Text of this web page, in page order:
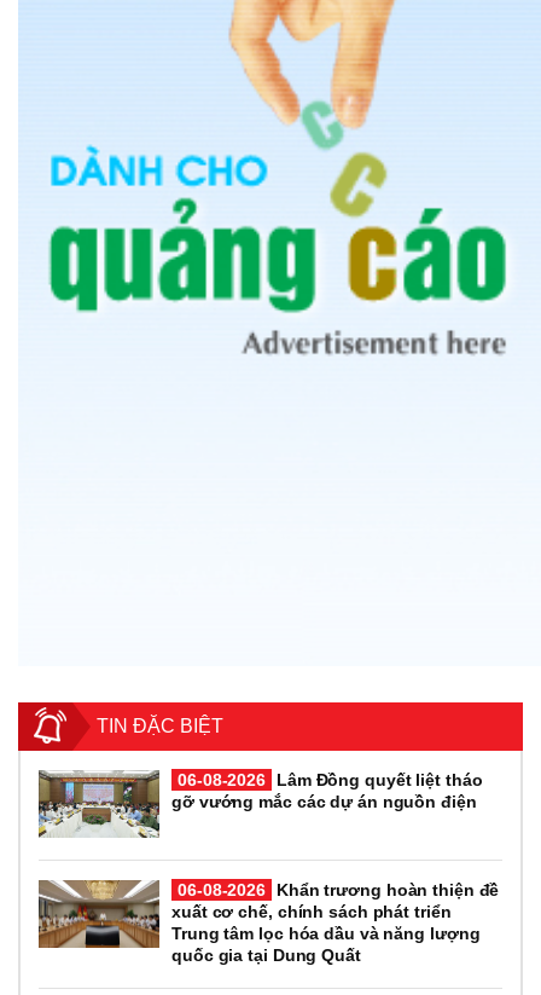
TIN ĐẶC BIỆT
06-08-2026
Lâm Đồng quyết liệt tháo
gỡ vướng mắc các dự án nguồn điện
06-08-2026
Khẩn trương hoàn thiện đề
xuất cơ chế, chính sách phát triển
Trung tâm lọc hóa dầu và năng lượng
quốc gia tại Dung Quất